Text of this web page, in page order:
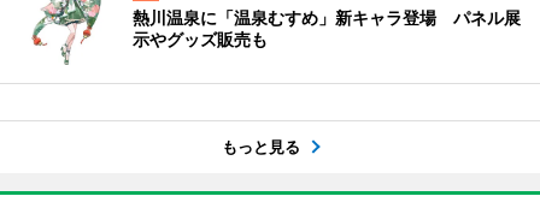
熱川温泉に「温泉むすめ」新キャラ登場 パネル展
示やグッズ販売も
もっと見る